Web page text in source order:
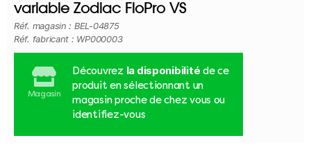
variable Zodiac FloPro VS
Réf. magasin : BEL-04875
Réf. fabricant : WP000003
Magasin
Découvrez la disponibilité de ce
produit en sélectionnant un
magasin proche de chez vous ou
identifiez-vous